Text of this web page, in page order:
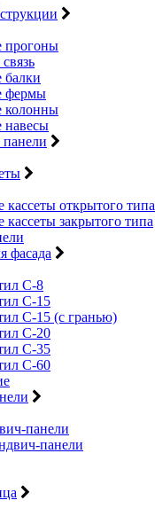
прогоны
балки
фермы
колонны
навесы
кассеты открытого типа
закрытого типа
фасада
С-8
С-15
С-15 (с гранью)
С-20
С-35
С-60
панели
панели